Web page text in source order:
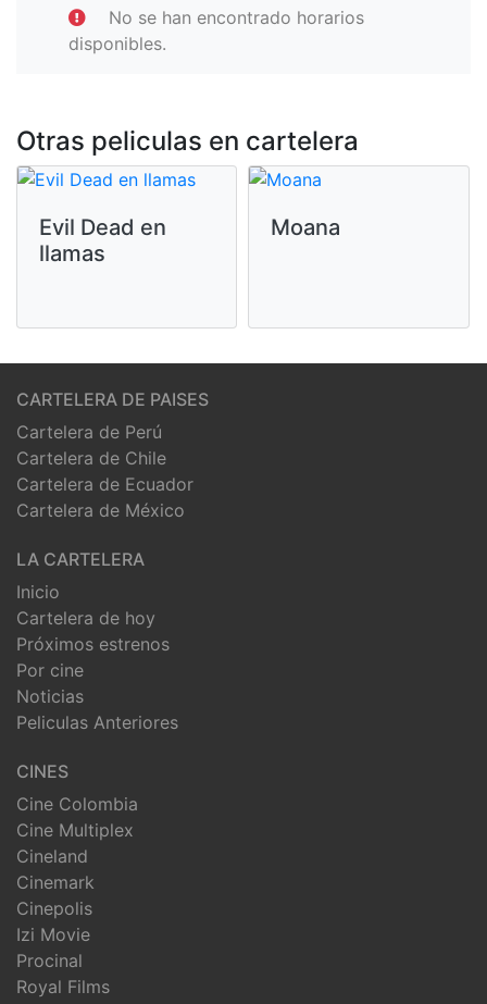
No se han encontrado horarios
disponibles.
Otras peliculas en cartelera
Evil Dead en
llamas
Moana
CARTELERA DE PAISES
Cartelera de Perú
Cartelera de Chile
Cartelera de Ecuador
Cartelera de México
LA CARTELERA
Inicio
Cartelera de hoy
Próximos estrenos
Por cine
Noticias
Peliculas Anteriores
CINES
Cine Colombia
Cine Multiplex
Cineland
Cinemark
Cinepolis
Izi Movie
Procinal
Royal Films